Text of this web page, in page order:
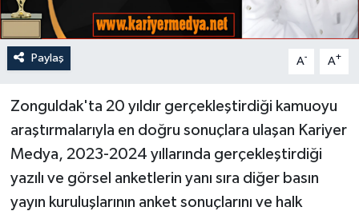
Paylaş A- A+
Zonguldak'ta 20 yıldır gerçekleştirdiği kamuoyu
araştırmalarıyla en doğru sonuçlara ulaşan Kariyer
Medya, 2023-2024 yıllarında gerçekleştirdiği
yazılı ve görsel anketlerin yanı sıra diğer basın
yayın kuruluşlarının anket sonuçlarını ve halk
Ulusal